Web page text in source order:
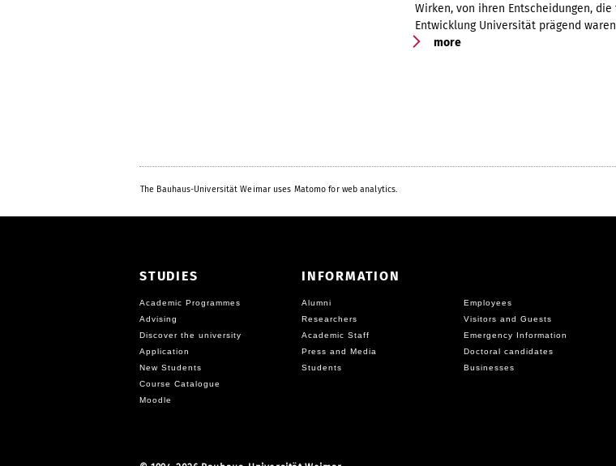
Wirken, von ihren Entscheidungen, die
Entwicklung Universität prägend
more
The Bauhaus-Universität Weimar uses Matomo for web analytics.
STUDIES
Academic Programmes
Advising
Discover the university
Application
New Students
Course Catalogue
Moodle
INFORMATION
Alumni
Employees
Researchers
Visitors and Guests
Academic Staff
Emergency Information
Press and Media
Doctoral candidates
Students
Businesses